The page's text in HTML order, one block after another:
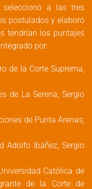
a las tres
postulados y elaboró
tendrían los puntajes
por:
de la Corte Suprema,
de La Serena, Sergio
de Punta Arenas,
Adolfo Ibáñez, Sergio
Católica de
de la Corte de